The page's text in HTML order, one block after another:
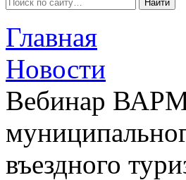
Главная
Новости
Вебинар
въездного